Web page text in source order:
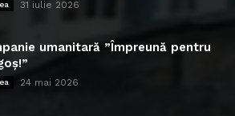
31 iulie 2026
umanitară ”Împreună pentru
24 mai 2026